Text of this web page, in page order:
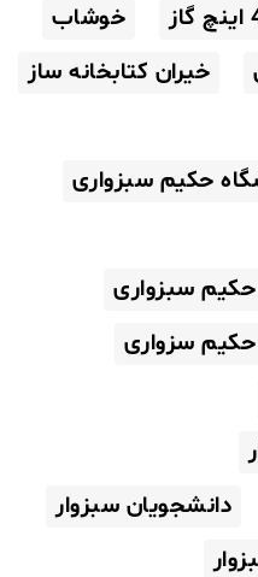
خوشاب
خیران کتابخانه ساز
حکیم سبزواری
سبزواری
حکیم سزواری
دانشجویان سبزوار